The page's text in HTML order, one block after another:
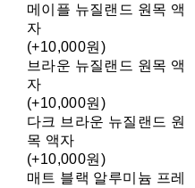
메이플 뉴질랜드 원목 액
자
(+10,000원)
브라운 뉴질랜드 원목 액
자
(+10,000원)
다크 브라운 뉴질랜드 원
목 액자
(+10,000원)
매트 블랙 알루미늄 프레